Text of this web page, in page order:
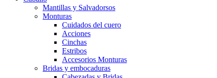
Mantillas y Salvadorsos
Monturas
Cuidados del cuero
Acciones
Cinchas
Estribos
Accesorios Monturas
Bridas y embocaduras